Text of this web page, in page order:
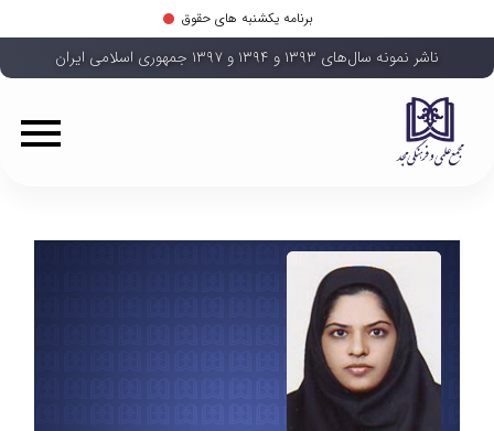
برنامه یکشنبه های حقوق
ناشر نمونه سال‌های ۱۳۹۳ و ۱۳۹۴ و ۱۳۹۷ جمهوری اسلامی ایران